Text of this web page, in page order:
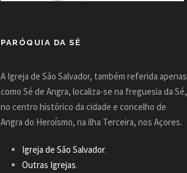
PARÓQUIA DA SÉ
A Igreja de São Salvador, também referida apenas
como Sé de Angra, localiza-se na freguesia da Sé,
no centro histórico da cidade e concelho de
Angra do Heroísmo, na ilha Terceira, nos Açores.
Igreja de São Salvador.
Outras Igrejas.